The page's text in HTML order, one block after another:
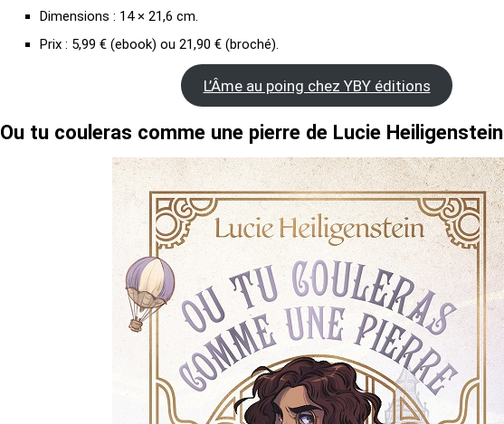
Dimensions : 14 × 21,6 cm.
Prix : 5,99 € (ebook) ou 21,90 € (broché).
L’Âme au poing chez YBY éditions
Ou tu couleras comme une pierre de Lucie Heiligenstein